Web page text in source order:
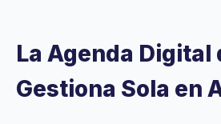
La Agenda Digital
Gestiona Sola en